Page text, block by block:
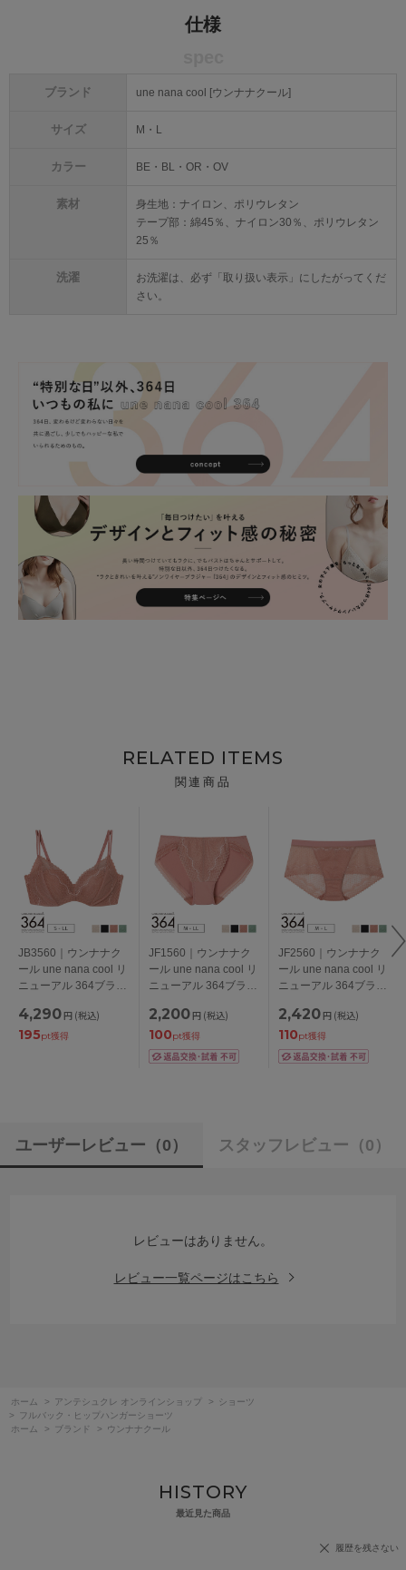
仕様
ブランド une nana cool [ウンナナクール]
サイズ M・L
カラー BE・BL・OR・OV
素材
身生地：ナイロン、ポリウレタン
テープ部：綿45％、ナイロン30％、ポリウレタン
25％
洗濯
お洗濯は、必ず「取り扱い表示」にしたがってくだ
さい。
RELATED ITEMS
関連商品
JB3560｜ウンナナク
ール une nana cool リ
ニューアル 364ブラ
ブラ S/M/L/LL
4,290 円 (税込)
195pt獲得
JF1560｜ウンナナク
ール une nana cool リ
ニューアル 364ブラ
ショーツ M/L/LL
2,200 円 (税込)
100pt獲得
JF2560｜ウンナナク
ール une nana cool リ
ニューアル 364ブラ
ーツ M/L
2,420 円 (税込)
110pt獲得
ユーザーレビュー （0） スタッフレビュー （0）
レビューはありません。
レビュー一覧ページはこちら
ホーム > アンテシュクレ オンラインショップ >
ショーツ
>
フルバック・ヒップハンガーショーツ
ホーム
> ブランド > ウンナナクール
HISTORY
最近見た商品
履歴を残さない